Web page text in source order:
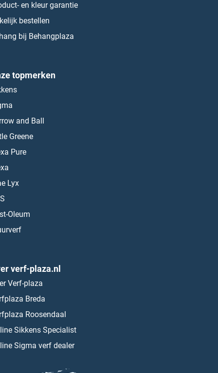
en kleur garantie
bestellen
bij Behangplaza
topmerken
and Ball
Greene
Pure
Lyx
Oleum
verf-plaza.nl
Verf-plaza
Breda
Roosendaal
Sikkens Specialist
Sigma verf dealer